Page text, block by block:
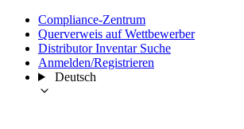
Compliance-Zentrum
Querverweis auf Wettbewerber
Distributor Inventar Suche
Anmelden/Registrieren
Deutsch